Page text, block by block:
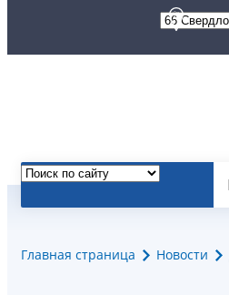
Главная страница Новости